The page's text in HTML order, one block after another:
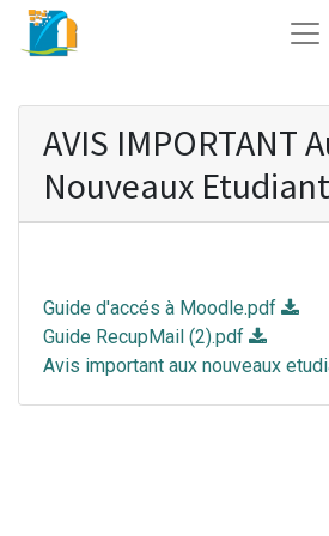
AVIS IMPORTANT
Nouveaux
Guide d'accés à Moodle.pdf
Guide RecupMail (2).pdf
Avis important aux nouveaux